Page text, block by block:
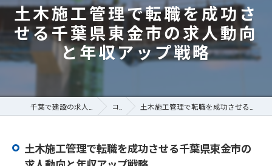
土木施工管理で転職を成功さ
せる千葉県東金市の求人動向
と年収アップ戦略
コラム 土木施工管理で転職を成功させる千葉県東金市の求人動向と年収アップ戦略
土木施工管理で転職を成功させる千葉県東金市の